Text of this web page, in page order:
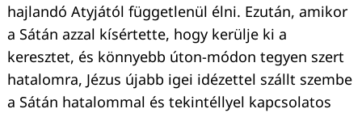
hajlandó Atyjától függetlenül élni. Ezután, amikor
a Sátán azzal kísértette, hogy kerülje ki a
keresztet, és könnyebb úton-módon tegyen szert
hatalomra, Jézus újabb igei idézettel szállt szembe
a Sátán hatalommal és tekintéllyel kapcsolatos